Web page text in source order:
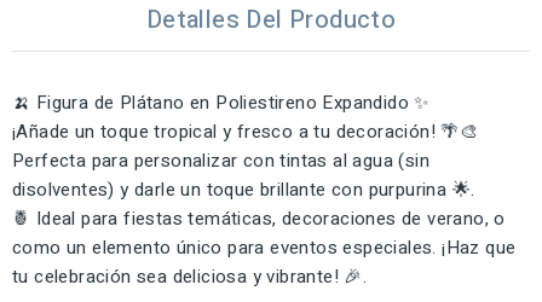
Detalles Del Producto
🍌 Figura de Plátano en Poliestireno Expandido ✨
¡Añade un toque tropical y fresco a tu decoración! 🌴🎨
Perfecta para personalizar con tintas al agua (sin
disolventes) y darle un toque brillante con purpurina 🌟.
🍍 Ideal para fiestas temáticas, decoraciones de verano, o
como un elemento único para eventos especiales. ¡Haz que
tu celebración sea deliciosa y vibrante! 🎉.